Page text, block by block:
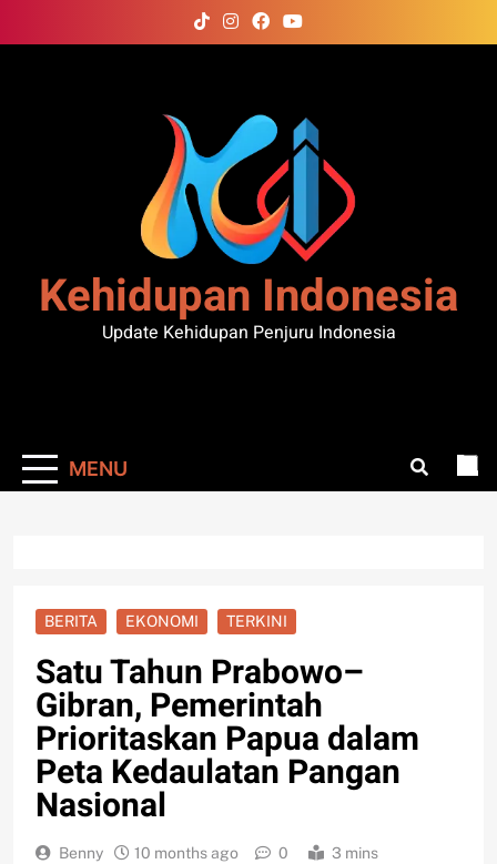
to
Kehidupan Indonesia
Update Kehidupan Penjuru Indonesia
MENU
BERITA EKONOMI TERKINI
Satu Tahun Prabowo–
Gibran, Pemerintah
Prioritaskan Papua dalam
Peta Kedaulatan Pangan
Nasional
Benny 10 months ago 0 3 mins